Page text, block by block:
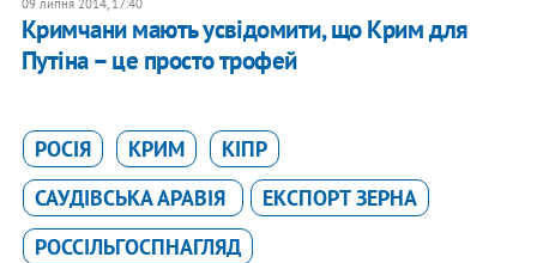
09 липня 2014, 17:40
Кримчани мають усвідомити, що Крим для
Путіна – це просто трофей
РОСІЯ КРИМ
КІПР
САУДІВСЬКА АРАВІЯ
ЕКСПОРТ ЗЕРНА
РОССІЛЬГОСПНАГЛЯД